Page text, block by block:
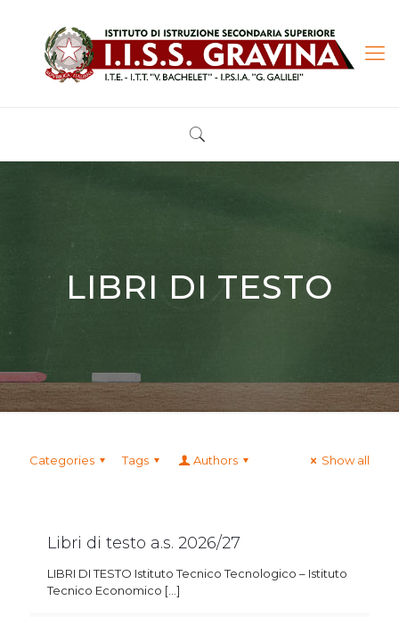
LIBRI DI TESTO
Categories Tags Authors Show all
Libri di testo a.s. 2026/27
LIBRI DI TESTO Istituto Tecnico Tecnologico – Istituto
Tecnico Economico […]